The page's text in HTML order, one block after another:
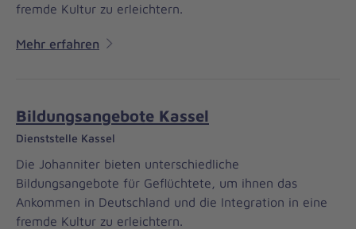
fremde Kultur zu erleichtern.
Mehr erfahren
Bildungsangebote Kassel
Dienststelle Kassel
Die Johanniter bieten unterschiedliche
Bildungsangebote für Geflüchtete, um ihnen das
Ankommen in Deutschland und die Integration in eine
fremde Kultur zu erleichtern.